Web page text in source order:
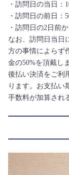
・訪問日の当日：
・訪問日の前日：
・訪問日の2日前
なお、訪問日当日
方の事情によらず
金の50%を頂戴し
後払い決済をご利
ります。お支払い
手数料が加算され